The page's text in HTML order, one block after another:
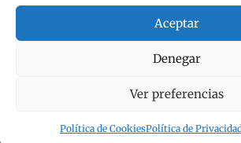
Aceptar
Denegar
Ver preferencias
Política de CookiesPolítica de
Política de Cookies